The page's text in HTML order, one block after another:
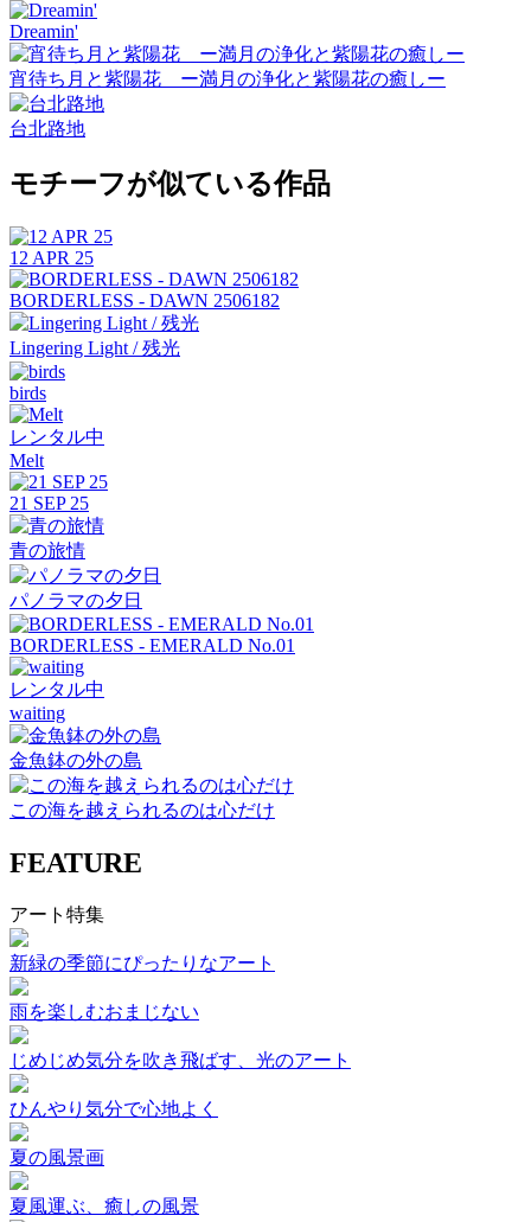
Dreamin'
宵待ち月と紫陽花 ー満月の浄化と紫陽花の癒しー
台北路地
モチーフが似ている作品
12 APR 25
BORDERLESS - DAWN 2506182
Lingering Light / 残光
birds
レンタル中
Melt
21 SEP 25
青の旅情
パノラマの夕日
BORDERLESS - EMERALD No.01
レンタル中
waiting
金魚鉢の外の島
この海を越えられるのは心だけ
FEATURE
アート特集
新緑の季節にぴったりなアート
雨を楽しむおまじない
じめじめ気分を吹き飛ばす、光のアート
ひんやり気分で心地よく
夏の風景画
夏風運ぶ、癒しの風景